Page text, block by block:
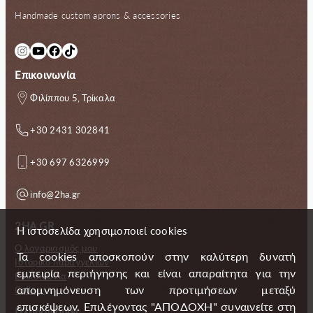
Handmade custom aprons & accessories
InstagramYouTube Facebook TikTok
Επικοινωνία
Φιλίππου 5, Τρίκαλα
+30 2431 302841
+30 697 6326999
info@2ha.gr
2HA.GR
Ο λογαριασμός μου
Ιστορικό παραγγελιών
Επικοινωνία
Gallery
Η ιστοσελίδα χρησιμοποιεί cookies
Τα cookies αποσκοπούν στην καλύτερη δυνατή
εμπειρία περιήγησης και είναι απαραίτητα για την
απομνημόνευση των προτιμήσεων μεταξύ
επισκέψεων. Επιλέγοντας "ΑΠΟΔΟΧΗ" συναινείτε στη